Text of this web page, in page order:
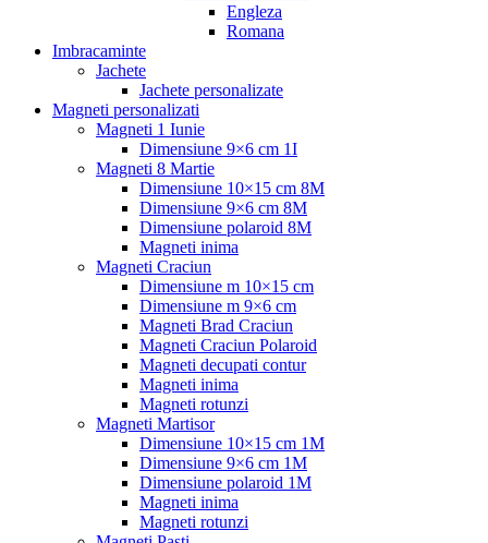
Engleza
Romana
Imbracaminte
Jachete
Jachete personalizate
Magneti personalizati
Magneti 1 Iunie
Dimensiune 9×6 cm 1I
Magneti 8 Martie
Dimensiune 10×15 cm 8M
Dimensiune 9×6 cm 8M
Dimensiune polaroid 8M
Magneti inima
Magneti Craciun
Dimensiune m 10×15 cm
Dimensiune m 9×6 cm
Magneti Brad Craciun
Magneti Craciun Polaroid
Magneti decupati contur
Magneti inima
Magneti rotunzi
Magneti Martisor
Dimensiune 10×15 cm 1M
Dimensiune 9×6 cm 1M
Dimensiune polaroid 1M
Magneti inima
Magneti rotunzi